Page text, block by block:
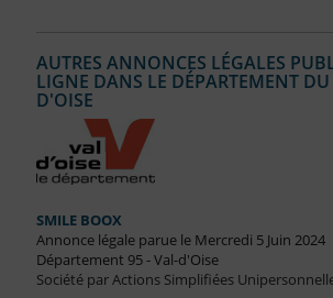
AUTRES ANNONCES LÉGALES
LIGNE DANS LE DÉPARTEMENT
D'OISE
SMILE BOOX
Annonce légale parue le Mercredi 5 Juin 2024
Département 95 - Val-d'Oise
Société par Actions Simplifiées